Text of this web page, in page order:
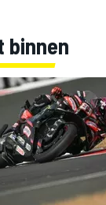
binnen